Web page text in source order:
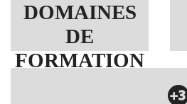
DOMAINES
DE
FORMATION